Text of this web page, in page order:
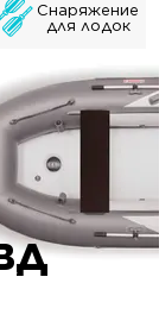
Снаряжение
для лодок
Гарантия